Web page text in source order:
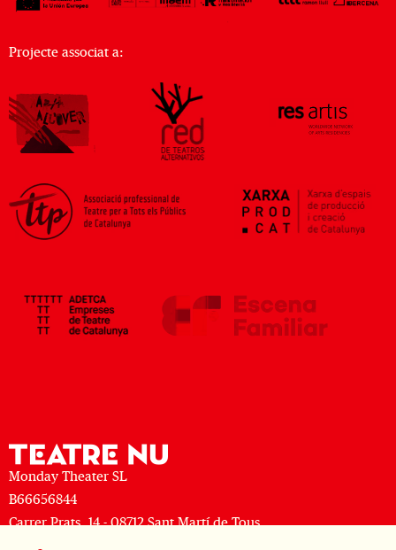
Projecte associat a:
Monday Theater SL
B66656844
Carrer Prats, 14 - 08712 Sant Martí de Tous
M: (+34) 677 519 625 · T: (+34) 93 805 08 63